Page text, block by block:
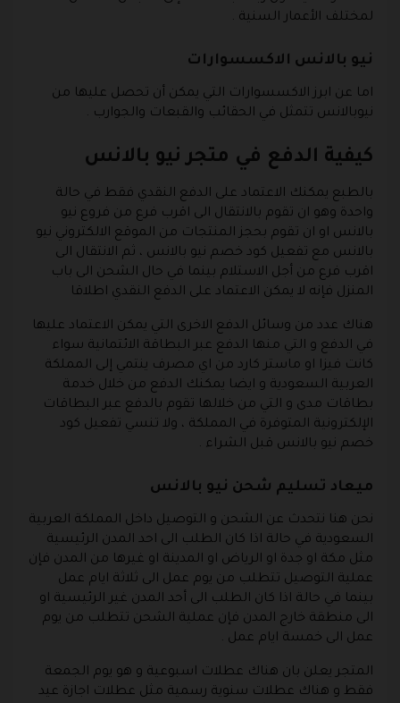
لمختلف الأعمار السنية .
نيو بالانس الاكسسوارات
اما عن ابرز الاكسسوارات التي يمكن أن تحصل عليها من
نيوبالانس تتمثل في الحقائب والقبعات والجوارب .
كيفية الدفع في متجر نيو بالانس
بالطبع يمكنك الاعتماد على الدفع النقدي فقط في حالة
واحدة وهو ان تقوم بالانتقال الى اقرب فرع من فروع نيو
بالانس او ان تقوم بحجز المنتجات من الموقع الالكتروني نيو
بالانس مع تفعيل كود خصم نيو بالانس ، ثم الانتقال الى
اقرب فرع من أجل الاستلام بينما في حال الشحن الى باب
المنزل فإنه لا يمكن الاعتماد على الدفع النقدي اطلاقا
هناك عدد من وسائل الدفع الاخرى التي يمكن الاعتماد عليها
في الدفع و التي منها الدفع عبر البطاقة الائتمانية سواء
كانت فيزا او ماستر كارد من اي مصرف ينتمي إلى المملكة
العربية السعودية و ايضا يمكنك الدفع من خلال خدمة
بطاقات مدى و التي من خلالها تقوم بالدفع عبر البطاقات
الإلكترونية المتوفرة في المملكة ، ولا تنسي تفعيل كود
خصم نيو بالانس قبل الشراء .
ميعاد تسليم شحن نيو بالانس
نحن هنا نتحدث عن الشحن و التوصيل داخل المملكة العربية
السعودية في حالة اذا كان الطلب الى احد المدن الرئيسية
مثل مكة او جدة او الرياض او المدينة او غيرها من المدن فإن
عملية التوصيل تتطلب من يوم عمل الى ثلاثة ايام عمل
بينما في حالة اذا كان الطلب الى أحد المدن غير الرئيسية او
الى منطقة خارج المدن فإن عملية الشحن تتطلب من يوم
عمل الى خمسة ايام عمل .
المتجر يعلن بان هناك عطلات اسبوعية و هو يوم الجمعة
فقط و هناك عطلات سنوية رسمية مثل عطلات اجازة عيد